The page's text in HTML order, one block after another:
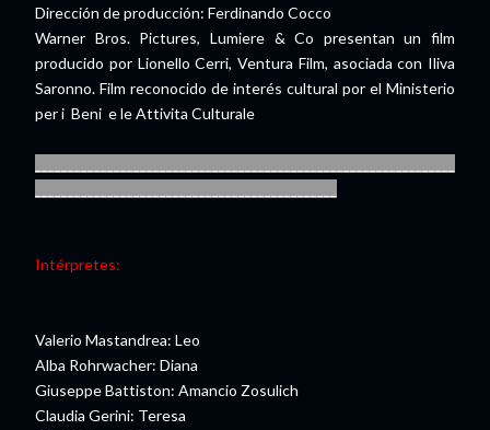
Dirección de producción: Ferdinando Cocco
Warner Bros. Pictures, Lumiere & Co presentan un film
producido por Lionello Cerri, Ventura Film, asociada con Iliva
Saronno. Film reconocido de interés cultural por el Ministerio
per i Beni e le Attivita Culturale
Intérpretes:
Valerio Mastandrea: Leo
Alba Rohrwacher: Diana
Giuseppe Battiston: Amancio Zosulich
Claudia Gerini: Teresa